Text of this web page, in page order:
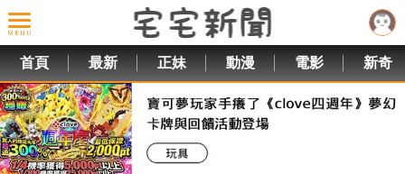
首頁 最新 正妹 動漫 電影 新奇